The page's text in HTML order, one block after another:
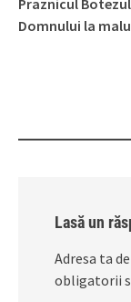
Domnului la
Lasă un
Adresa ta
obligatorii